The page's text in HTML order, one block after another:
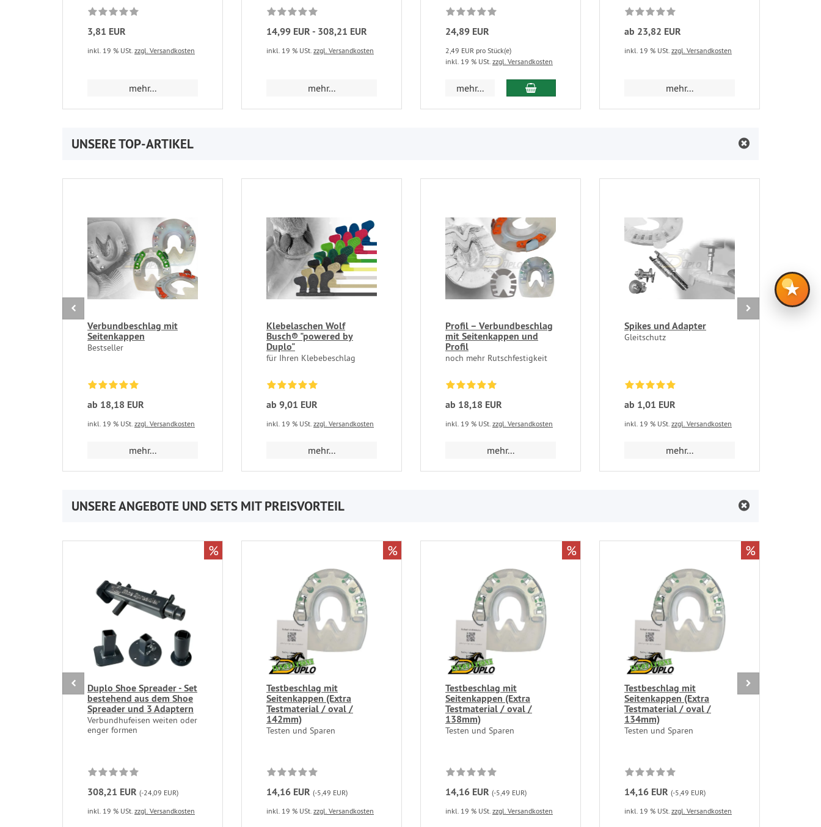
3,81 EUR
inkl. 19 % USt. zzgl. Versandkosten
mehr...
14,99 EUR - 308,21 EUR
inkl. 19 % USt. zzgl. Versandkosten
mehr...
24,89 EUR
2,49 EUR pro Stück(e)
inkl. 19 % USt. zzgl. Versandkosten
mehr... in den Warenkorb
ab 23,82 EUR
inkl. 19 % USt. zzgl. Versandkosten
mehr...
UNSERE TOP-ARTIKEL
Verbundbeschlag mit
Seitenkappen
Bestseller
ab 18,18 EUR
inkl. 19 % USt. zzgl. Versandkosten
mehr...
Klebelaschen Wolf
Busch® "powered by
Duplo"
für Ihren Klebebeschlag
ab 9,01 EUR
inkl. 19 % USt. zzgl. Versandkosten
mehr...
Profil – Verbundbeschlag
mit Seitenkappen und
Profil
noch mehr Rutschfestigkeit
ab 18,18 EUR
inkl. 19 % USt. zzgl. Versandkosten
mehr...
Spikes und Adapter
Gleitschutz
ab 1,01 EUR
inkl. 19 % USt. zzgl. Versandkosten
mehr...
UNSERE ANGEBOTE UND SETS MIT PREISVORTEIL
Duplo Shoe Spreader - Set
bestehend aus dem Shoe
Spreader und 3 Adaptern
Verbundhufeisen weiten oder
enger formen
308,21 EUR (-24,09 EUR)
inkl. 19 % USt. zzgl. Versandkosten
%
Testbeschlag mit
Seitenkappen (Extra
Testmaterial / oval /
142mm)
Testen und Sparen
14,16 EUR (-5,49 EUR)
inkl. 19 % USt. zzgl. Versandkosten
%
Testbeschlag mit
Seitenkappen (Extra
Testmaterial / oval /
138mm)
Testen und Sparen
14,16 EUR (-5,49 EUR)
inkl. 19 % USt. zzgl. Versandkosten
%
Testbeschlag mit
Seitenkappen (Extra
Testmaterial / oval /
134mm)
Testen und Sparen
14,16 EUR (-5,49 EUR)
inkl. 19 % USt. zzgl. Versandkosten
%
★